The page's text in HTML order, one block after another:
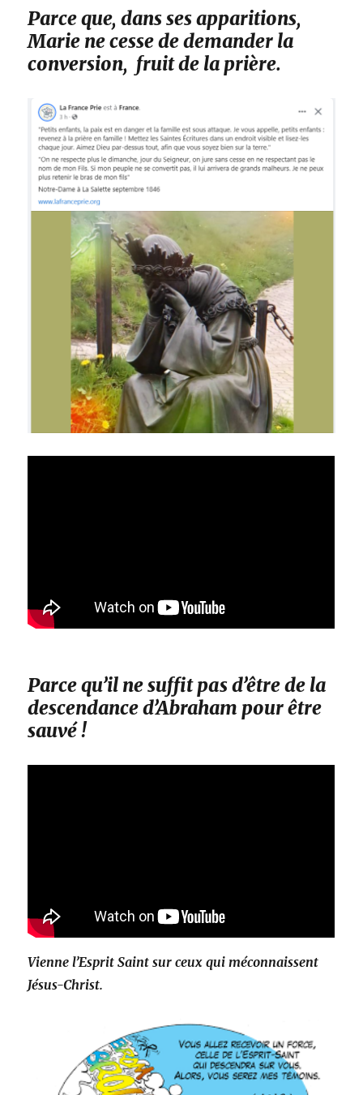
Parce que, dans ses apparitions,
Marie ne cesse de demander la
conversion, fruit de la prière.
Parce qu’il ne suffit pas d’être de la
descendance d’Abraham pour être
sauvé !
Vienne l’Esprit Saint sur ceux qui méconnaissent
Jésus-Christ.